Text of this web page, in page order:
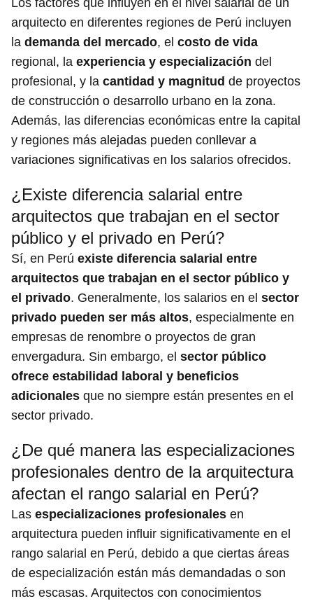
Los factores que influyen en el nivel salarial de un
arquitecto en diferentes regiones de Perú incluyen
la demanda del mercado, el costo de vida
regional, la experiencia y especialización del
profesional, y la cantidad y magnitud de proyectos
de construcción o desarrollo urbano en la zona.
Además, las diferencias económicas entre la capital
y regiones más alejadas pueden conllevar a
variaciones significativas en los salarios ofrecidos.
¿Existe diferencia salarial entre
arquitectos que trabajan en el sector
público y el privado en Perú?
Sí, en Perú existe diferencia salarial entre
arquitectos que trabajan en el sector público y
el privado. Generalmente, los salarios en el sector
privado pueden ser más altos, especialmente en
empresas de renombre o proyectos de gran
envergadura. Sin embargo, el sector público
ofrece estabilidad laboral y beneficios
adicionales que no siempre están presentes en el
sector privado.
¿De qué manera las especializaciones
profesionales dentro de la arquitectura
afectan el rango salarial en Perú?
Las especializaciones profesionales en
arquitectura pueden influir significativamente en el
rango salarial en Perú, debido a que ciertas áreas
de especialización están más demandadas o son
más escasas. Arquitectos con conocimientos